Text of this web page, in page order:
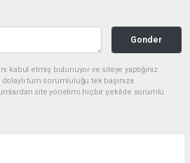
Gonder
kabul etmiş bulunuyor ve siteye yaptığınız
tüm sorumluluğu tek başınıza
site yönetimi hiçbir şekilde sorumlu